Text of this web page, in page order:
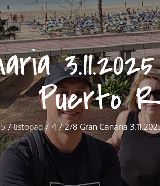
Puerto
listopad 4 2/8 Gran Canaria